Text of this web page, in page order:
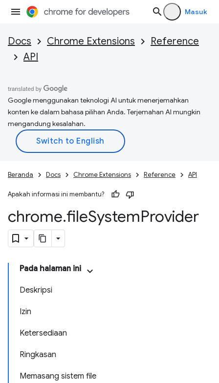
Masuk
Docs Chrome Extensions
Reference
API
Google menggunakan teknologi AI untuk menerjemahkan
konten ke dalam bahasa pilihan Anda. Terjemahan AI mungkin
mengandung kesalahan.
Beranda Docs Chrome Extensions Reference API
Apakah informasi ini membantu?
chrome.fileSystemProvider
Pada halaman ini
Deskripsi
Izin
Ketersediaan
Ringkasan
Memasang sistem file